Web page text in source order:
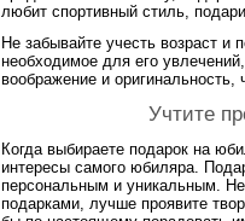
любит спортивный стиль,
Не забывайте учесть возраст
необходимое для его
воображение и
Учтите
Когда выбираете подарок на
интересы самого юбиляра.
персональным и уникальным.
подарками, лучше проявите